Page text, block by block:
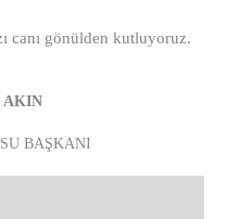
canı gönülden kutluyoruz.
AKIN
BAŞKANI